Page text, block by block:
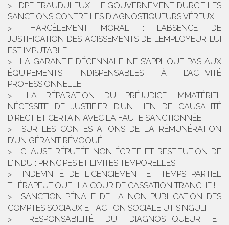
DPE FRAUDULEUX : LE GOUVERNEMENT DURCIT LES
SANCTIONS CONTRE LES DIAGNOSTIQUEURS VÉREUX
HARCÈLEMENT MORAL : L’ABSENCE DE
JUSTIFICATION DES AGISSEMENTS DE L’EMPLOYEUR LUI
EST IMPUTABLE
LA GARANTIE DÉCENNALE NE S’APPLIQUE PAS AUX
ÉQUIPEMENTS INDISPENSABLES À L’ACTIVITÉ
PROFESSIONNELLE.
LA RÉPARATION DU PRÉJUDICE IMMATÉRIEL
NÉCESSITE DE JUSTIFIER D’UN LIEN DE CAUSALITÉ
DIRECT ET CERTAIN AVEC LA FAUTE SANCTIONNÉE
SUR LES CONTESTATIONS DE LA RÉMUNÉRATION
D’UN GÉRANT RÉVOQUÉ
CLAUSE RÉPUTÉE NON ÉCRITE ET RESTITUTION DE
L'INDU : PRINCIPES ET LIMITES TEMPORELLES
INDEMNITÉ DE LICENCIEMENT ET TEMPS PARTIEL
THÉRAPEUTIQUE : LA COUR DE CASSATION TRANCHE !
SANCTION PÉNALE DE LA NON PUBLICATION DES
COMPTES SOCIAUX ET ACTION SOCIALE UT SINGULI
RESPONSABILITÉ DU DIAGNOSTIQUEUR ET